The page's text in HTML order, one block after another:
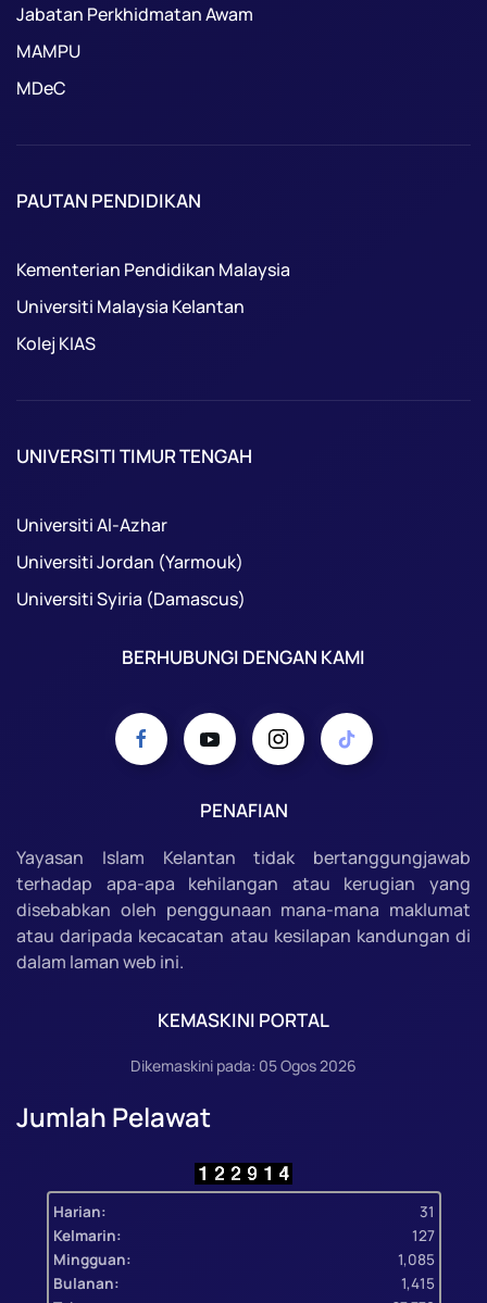
Jabatan Perkhidmatan Awam
MAMPU
MDeC
PAUTAN PENDIDIKAN
Kementerian Pendidikan Malaysia
Universiti Malaysia Kelantan
Kolej KIAS
UNIVERSITI TIMUR TENGAH
Universiti Al-Azhar
Universiti Jordan (Yarmouk)
Universiti Syiria (Damascus)
BERHUBUNGI DENGAN KAMI
PENAFIAN
Yayasan Islam Kelantan tidak bertanggungjawab
terhadap apa-apa kehilangan atau kerugian yang
disebabkan oleh penggunaan mana-mana maklumat
atau daripada kecacatan atau kesilapan kandungan di
dalam laman web ini.
KEMASKINI PORTAL
Dikemaskini pada: 05 Ogos 2026
Jumlah Pelawat
Harian:
31
Kelmarin:
127
Mingguan:
1,085
Bulanan:
1,415